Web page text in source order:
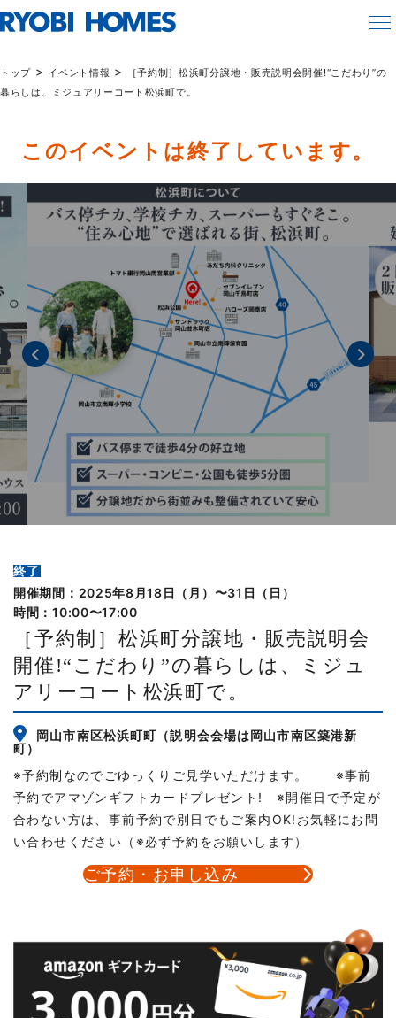
トップ > イベント情報 >
［予約制］松浜町分譲地・販売説明会開催!“こだわり”の
暮らしは、ミジュアリーコート松浜町で。
このイベントは終了しています。
終了
開催期間：2025年8月18日（月）〜31日（日）
時間：10:00〜17:00
［予約制］松浜町分譲地・販売説明会
開催!“こだわり”の暮らしは、ミジュ
アリーコート松浜町で。
岡山市南区松浜町町（説明会会場は岡山市南区築港新
町）
※予約制なのでごゆっくりご見学いただけます。 ※事前
予約でアマゾンギフトカードプレゼント! ※開催日で予定が
合わない方は、事前予約で別日でもご案内OK!お気軽にお問
い合わせください（※必ず予約をお願いします）
ご予約・お申し込み